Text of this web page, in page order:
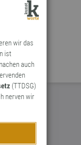
wir das
ist
auch
(TTDSG)
nerven wir